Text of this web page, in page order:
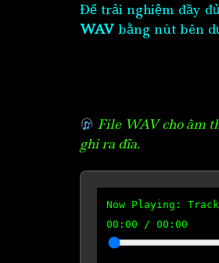
Để trải nghiệm đầy
WAV bằng nút bên
File WAV cho âm
ghi ra đĩa.
Now Playing:
00:00 / 00:00